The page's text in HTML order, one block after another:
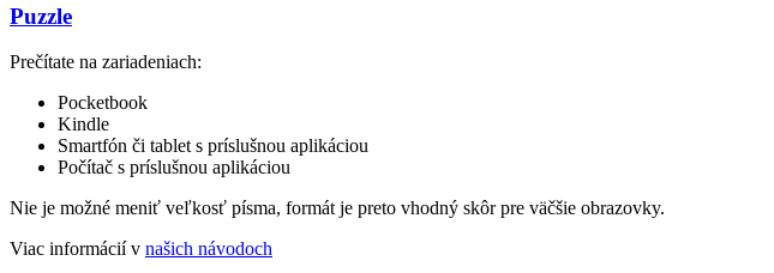
Puzzle
Prečítate na zariadeniach:
Pocketbook
Kindle
Smartfón či tablet s príslušnou aplikáciou
Počítač s príslušnou aplikáciou
Nie je možné meniť veľkosť písma, formát je preto vhodný skôr pre väčšie obrazovky.
Viac informácií v našich návodoch